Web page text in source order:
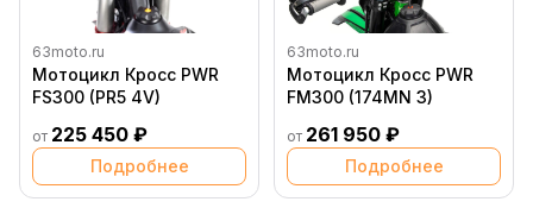
63moto.ru
Мотоцикл Кросс PWR
FS300 (PR5 4V)
от 225 450 ₽
Подробнее
63moto.ru
Мотоцикл Кросс PWR
FM300 (174MN 3)
от 261 950 ₽
Подробнее